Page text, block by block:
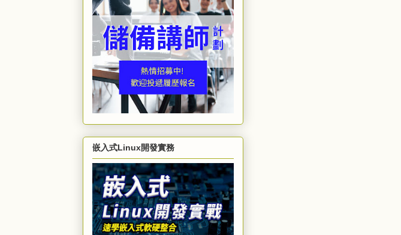
嵌入式Linux開發實務